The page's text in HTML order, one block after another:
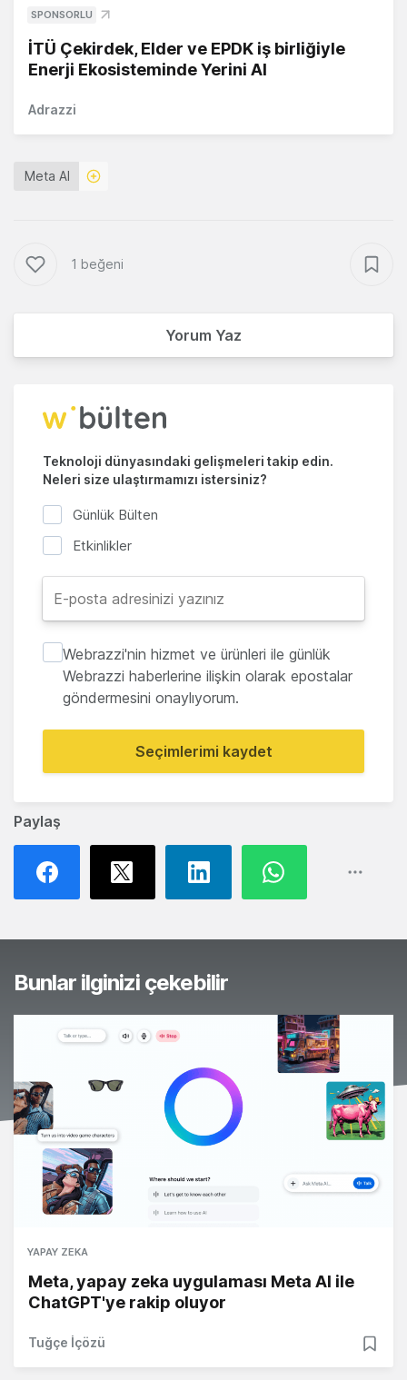
Paylaş
SPONSORLU
İTÜ Çekirdek, Elder ve EPDK iş birliğiyle
Enerji Ekosisteminde Yerini Al
Adrazzi
Meta AI
1 beğeni
Yorum Yaz
Teknoloji dünyasındaki gelişmeleri takip edin.
Neleri size ulaştırmamızı istersiniz?
Günlük Bülten
Etkinlikler
Webrazzi'nin hizmet ve ürünleri ile günlük
Webrazzi haberlerine ilişkin olarak epostalar
göndermesini onaylıyorum.
Seçimlerimi kaydet
Bunlar ilginizi çekebilir
YAPAY ZEKA
Meta, yapay zeka uygulaması Meta AI ile
ChatGPT'ye rakip oluyor
Tuğçe İçözü